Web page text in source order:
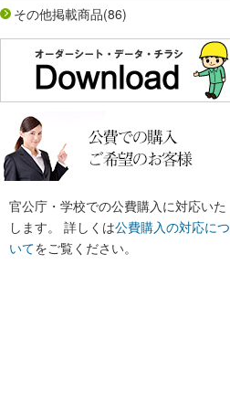
その他掲載商品(86)
官公庁・学校での公費購入に対応いた
します。 詳しくは公費購入の対応につ
いてをご覧ください。